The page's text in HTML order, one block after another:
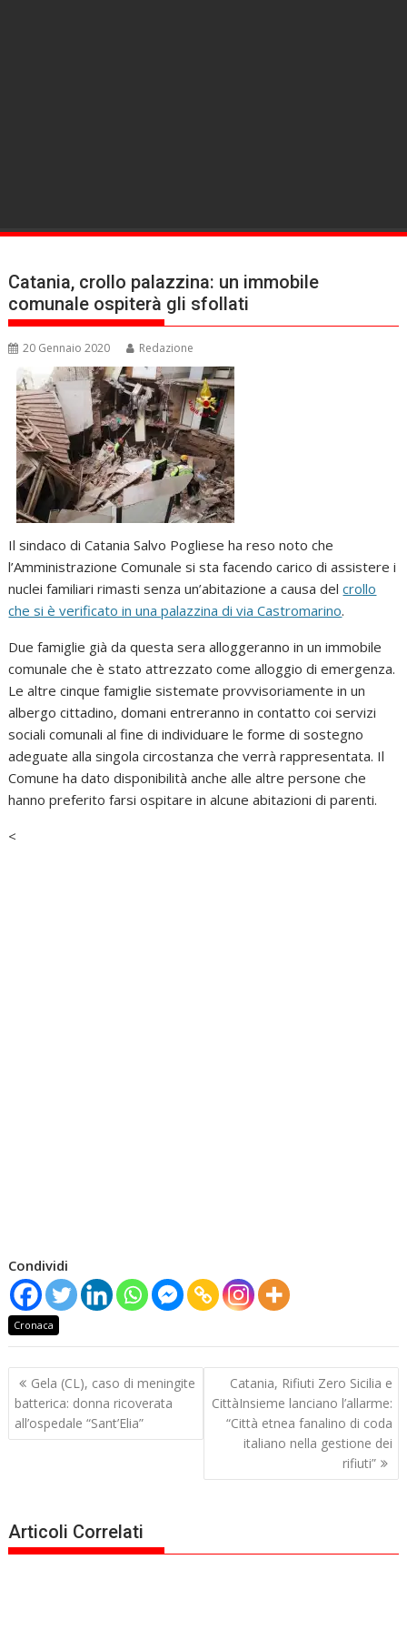
Catania, crollo palazzina: un immobile
comunale ospiterà gli sfollati
20 Gennaio 2020 Redazione
Il sindaco di Catania Salvo Pogliese ha reso noto che
l’Amministrazione Comunale si sta facendo carico di assistere i
nuclei familiari rimasti senza un’abitazione a causa delcrollo
che si è verificato in una palazzina di via Castromarino.
Due famiglie già da questa sera alloggeranno in un immobile
comunale che è stato attrezzato come alloggio di emergenza.
Le altre cinque famiglie sistemate provvisoriamente in un
albergo cittadino, domani entreranno in contatto coi servizi
sociali comunali al fine di individuare le forme di sostegno
adeguate alla singola circostanza che verrà rappresentata. Il
Comune ha dato disponibilità anche alle altre persone che
hanno preferito farsi ospitare in alcune abitazioni di parenti.
<
Condividi
Cronaca
Navigazione
articoli
Gela (CL), caso di meningite
batterica: donna ricoverata
all’ospedale “Sant’Elia”
Catania, Rifiuti Zero Sicilia e
CittàInsieme lanciano l’allarme:
“Città etnea fanalino di coda
italiano nella gestione dei
rifiuti”
Articoli Correlati